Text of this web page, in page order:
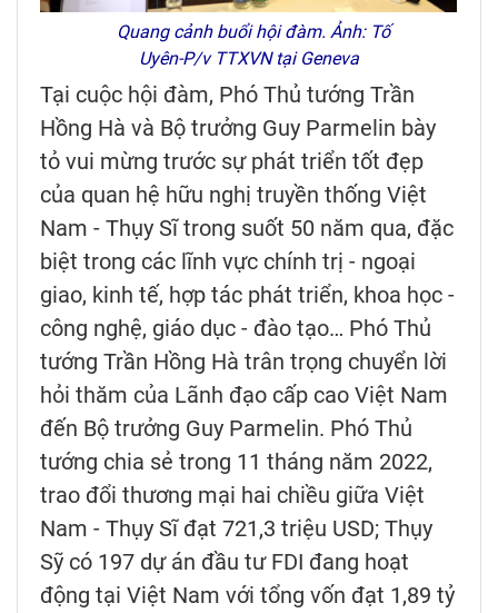
Quang cảnh buổi hội đàm. Ảnh: Tố
Uyên-P/v TTXVN tại Geneva
Tại cuộc hội đàm, Phó Thủ tướng Trần
Hồng Hà và Bộ trưởng Guy Parmelin bày
tỏ vui mừng trước sự phát triển tốt đẹp
của quan hệ hữu nghị truyền thống Việt
Nam - Thụy Sĩ trong suốt 50 năm qua, đặc
biệt trong các lĩnh vực chính trị - ngoại
giao, kinh tế, hợp tác phát triển, khoa học -
công nghệ, giáo dục - đào tạo… Phó Thủ
tướng Trần Hồng Hà trân trọng chuyển lời
hỏi thăm của Lãnh đạo cấp cao Việt Nam
đến Bộ trưởng Guy Parmelin. Phó Thủ
tướng chia sẻ trong 11 tháng năm 2022,
trao đổi thương mại hai chiều giữa Việt
Nam - Thụy Sĩ đạt 721,3 triệu USD; Thụy
Sỹ có 197 dự án đầu tư FDI đang hoạt
động tại Việt Nam với tổng vốn đạt 1,89 tỷ